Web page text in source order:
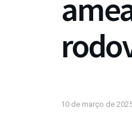
10 de março de